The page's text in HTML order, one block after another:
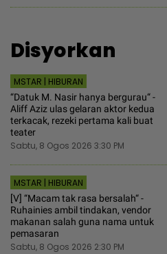
Disyorkan
MSTAR | HIBURAN
“Datuk M. Nasir hanya bergurau“ -
Aliff Aziz ulas gelaran aktor kedua
terkacak, rezeki pertama kali buat
teater
Sabtu, 8 Ogos 2026 3:30 PM
MSTAR | HIBURAN
[V] “Macam tak rasa bersalah“ -
Ruhainies ambil tindakan, vendor
makanan salah guna nama untuk
pemasaran
Sabtu, 8 Ogos 2026 2:30 PM